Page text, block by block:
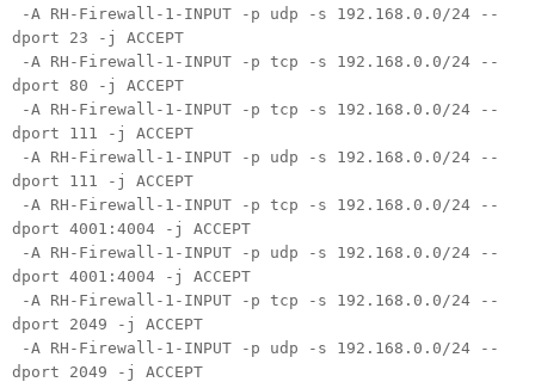
-A RH-Firewall-1-INPUT -p udp -s 192.168.0.0/24 --
dport 23 -j ACCEPT
-A RH-Firewall-1-INPUT -p tcp -s 192.168.0.0/24 --
dport 80 -j ACCEPT
-A RH-Firewall-1-INPUT -p tcp -s 192.168.0.0/24 --
dport 111 -j ACCEPT
-A RH-Firewall-1-INPUT -p udp -s 192.168.0.0/24 --
dport 111 -j ACCEPT
-A RH-Firewall-1-INPUT -p tcp -s 192.168.0.0/24 --
dport 4001:4004 -j ACCEPT
-A RH-Firewall-1-INPUT -p udp -s 192.168.0.0/24 --
dport 4001:4004 -j ACCEPT
-A RH-Firewall-1-INPUT -p tcp -s 192.168.0.0/24 --
dport 2049 -j ACCEPT
-A RH-Firewall-1-INPUT -p udp -s 192.168.0.0/24 --
dport 2049 -j ACCEPT